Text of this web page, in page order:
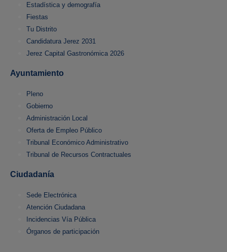
Estadística y demografía
Fiestas
Tu Distrito
Candidatura Jerez 2031
Jerez Capital Gastronómica 2026
Ayuntamiento
Pleno
Gobierno
Administración Local
Oferta de Empleo Público
Tribunal Económico Administrativo
Tribunal de Recursos Contractuales
Ciudadanía
Sede Electrónica
Atención Ciudadana
Incidencias Vía Pública
Órganos de participación